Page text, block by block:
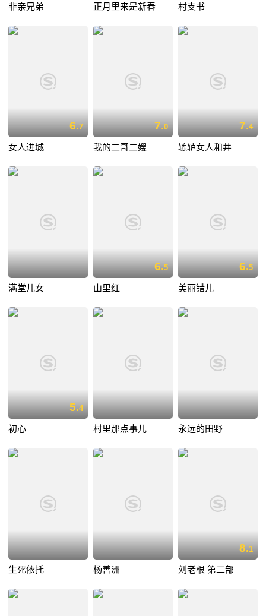
非亲兄弟 正月里来是新春 村支书
6.7
女人进城
7.0
我的二哥二嫂
7.4
辘轳女人和井
满堂儿女
6.5
山里红
6.5
美丽错儿
5.4
初心 村里那点事儿 永远的田野
生死依托 杨善洲
8.1
刘老根 第二部